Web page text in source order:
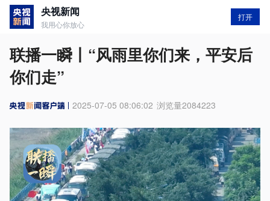
央视新闻
我用心你放心
打开
联播一瞬丨“风雨里你们来，平安后
你们走”
2025-07-05 08:06:02 浏览量2084223